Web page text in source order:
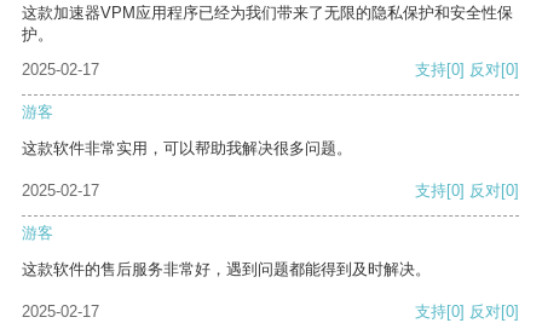
这款加速器VPM应用程序已经为我们带来了无限的隐私保护和安全性保
护。
2025-02-17
支持[0] 反对[0]
游客
这款软件非常实用，可以帮助我解决很多问题。
2025-02-17 支持[0] 反对[0]
游客
这款软件的售后服务非常好，遇到问题都能得到及时解决。
2025-02-17 支持[0] 反对[0]